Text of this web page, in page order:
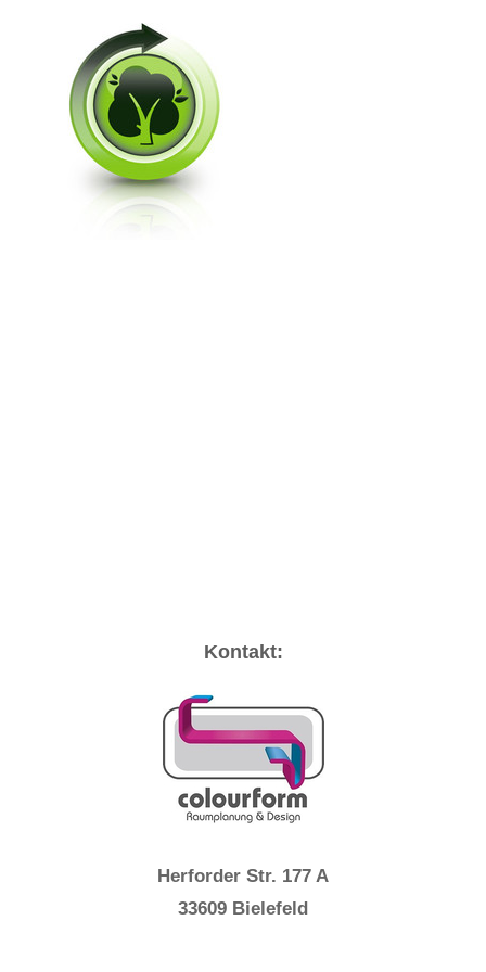
Kontakt:
Herforder Str. 177 A
33609 Bielefeld